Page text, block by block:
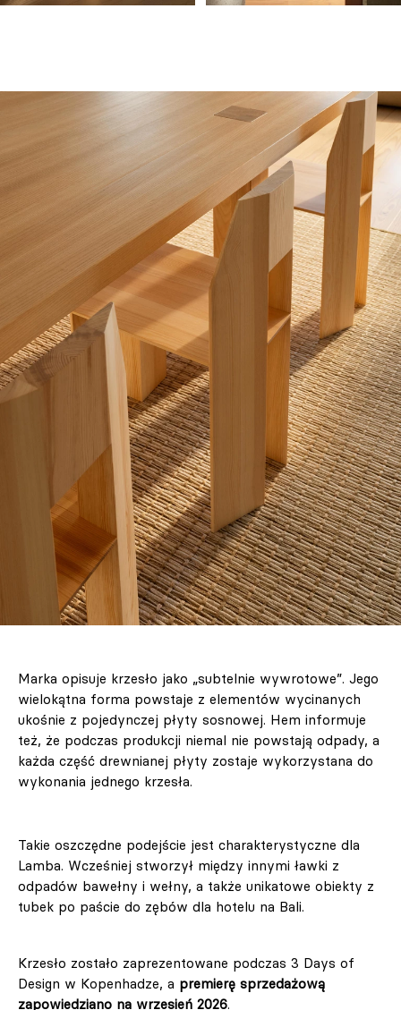
Marka opisuje krzesło jako „subtelnie wywrotowe”. Jego
wielokątna forma powstaje z elementów wycinanych
ukośnie z pojedynczej płyty sosnowej. Hem informuje
też, że podczas produkcji niemal nie powstają odpady, a
każda część drewnianej płyty zostaje wykorzystana do
wykonania jednego krzesła.
Takie oszczędne podejście jest charakterystyczne dla
Lamba. Wcześniej stworzył między innymi ławki z
odpadów bawełny i wełny, a także unikatowe obiekty z
tubek po paście do zębów dla hotelu na Bali.
Krzesło zostało zaprezentowane podczas 3 Days of
Design w Kopenhadze, a premierę sprzedażową
zapowiedziano na wrzesień 2026.